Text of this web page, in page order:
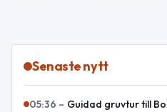
Senaste nytt
05:36 – Guidad gruvtur till